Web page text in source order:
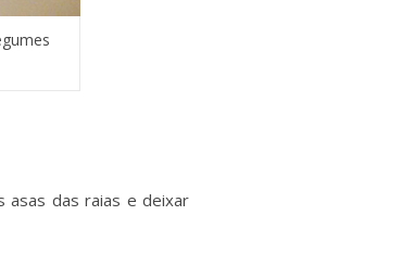
asas das raias e deixar